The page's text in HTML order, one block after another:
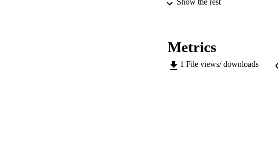
Show the rest
Metrics
1 File views/ downloads